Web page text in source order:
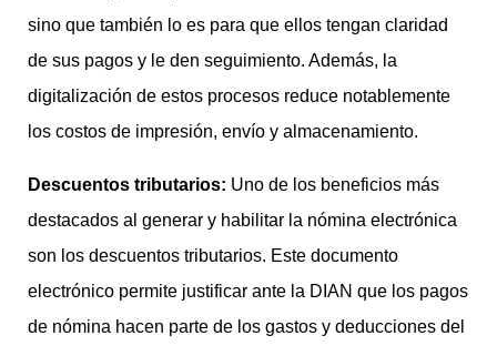
sino que también lo es para que ellos tengan claridad
de sus pagos y le den seguimiento. Además, la
digitalización de estos procesos reduce notablemente
los costos de impresión, envío y almacenamiento.
Descuentos tributarios: Uno de los beneficios más
destacados al generar y habilitar la nómina electrónica
son los descuentos tributarios. Este documento
electrónico permite justificar ante la DIAN que los pagos
de nómina hacen parte de los gastos y deducciones del